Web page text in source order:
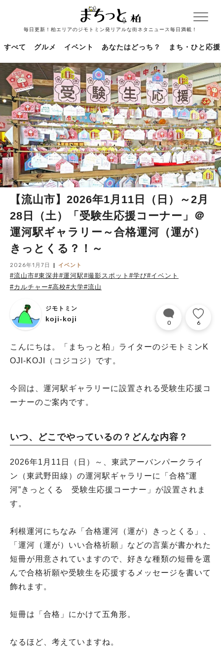
毎日更新！柏エリアのジモトミン発リアルな街ネタニュース毎日満載！
すべて グルメ イベント あなたはどっち？ まち・ひと応援
【流山市】2026年1月11日（日）～2月
28日（土）「受験生応援コーナー」＠
運河駅ギャラリー～合格運河（運が）
きっとくる？！～
2026年1月7日 イベント
#流山市#東深井#運河駅#撮影スポット #学び#イベント
#カルチャー#高校#大学#流山
ジモトミン
koji-koji 0 6
こんにちは。「まちっと柏」ライターのジモトミンK
OJI-KOJI（コジコジ）です。
今回は、運河駅ギャラリーに設置される受験生応援コ
ーナーのご案内です。
いつ、どこでやっているの？どんな内容？
2026年1月11日（日）～、東武アーバンパークライ
ン（東武野田線）の運河駅ギャラリーに「合格”運
河”きっとくる 受験生応援コーナー」が設置されま
す。
利根運河にちなみ「合格運河（運が）きっとくる」、
「運河（運が）いい合格祈願」などの言葉が書かれた
短冊が用意されていますので、好きな種類の短冊を選
んで合格祈願や受験生を応援するメッセージを書いて
飾れます。
短冊は「合格」にかけて五角形。
なるほど、考えていますね。